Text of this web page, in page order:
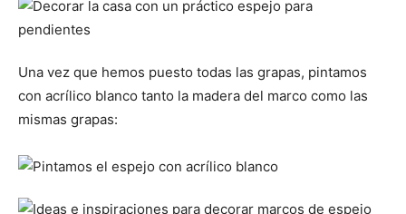
Una vez que hemos puesto todas las grapas, pintamos
con acrílico blanco tanto la madera del marco como las
mismas grapas: